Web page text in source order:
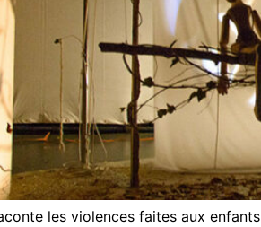
les violences faites aux